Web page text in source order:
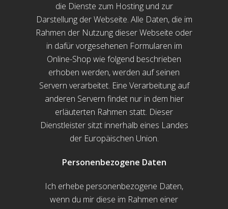
die Dienste zum Hosting und zur
Darstellung der Webseite. Alle Daten, die im
Rahmen der Nutzung dieser Webseite oder
in dafür vorgesehenen Formularen im
Online-Shop wie folgend beschrieben
erhoben werden, werden auf seinen
Servern verarbeitet. Eine Verarbeitung auf
anderen Servern findet nur in dem hier
erläuterten Rahmen statt. Dieser
Dienstleister sitzt innerhalb eines Landes
der Europäischen Union.
Personenbezogene Daten
Ich erhebe personenbezogene Daten,
wenn du mir diese im Rahmen einer